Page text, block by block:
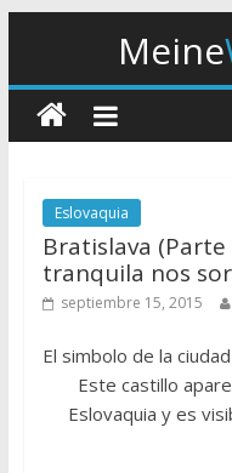
Meine
Eslovaquia
Bratislava
tranquila nos
septiembre 15, 2015
El simbolo de la
Este castillo
Eslovaquia y es